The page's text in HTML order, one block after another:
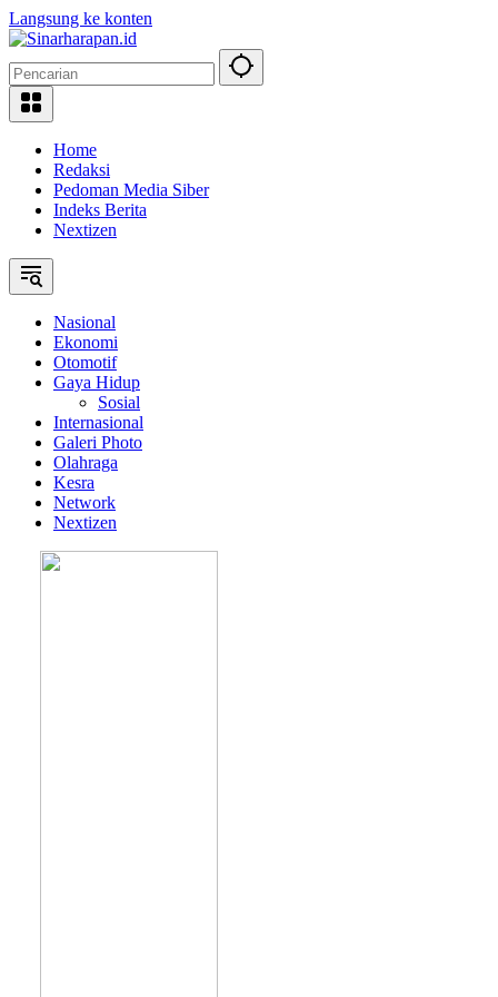
Langsung ke konten
Home
Redaksi
Pedoman Media Siber
Indeks Berita
Nextizen
Nasional
Ekonomi
Otomotif
Gaya Hidup
Sosial
Internasional
Galeri Photo
Olahraga
Kesra
Network
Nextizen